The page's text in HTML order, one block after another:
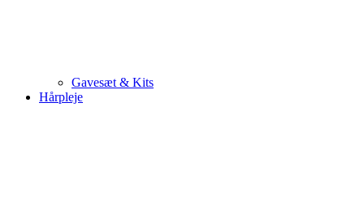
Gavesæt & Kits
Hårpleje